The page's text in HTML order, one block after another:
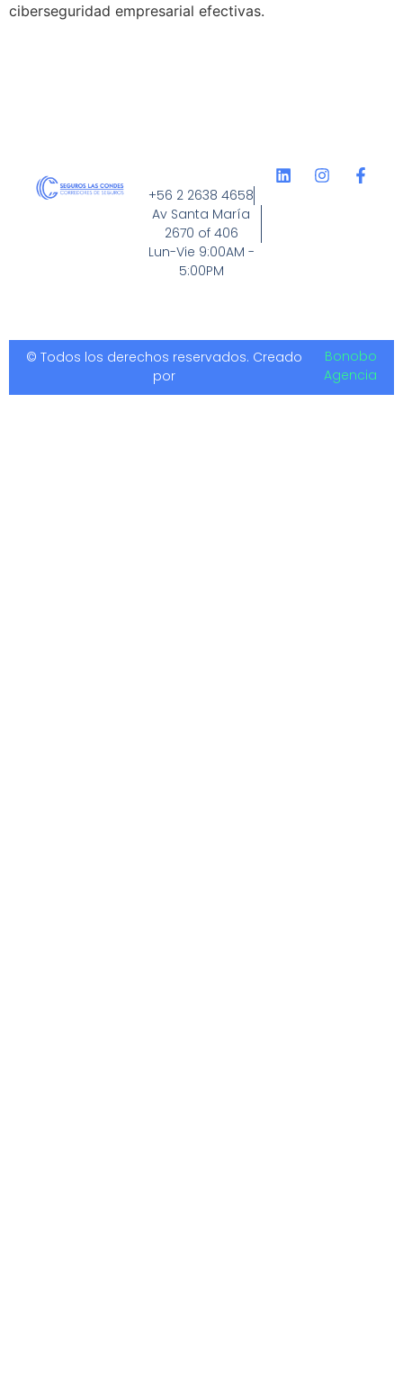
ciberseguridad empresarial efectivas.
+56 2 2638 4658
Av Santa María
2670 of 406
Lun-Vie 9:00AM -
5:00PM
© Todos los derechos reservados. Creado
por
Bonobo
Agencia